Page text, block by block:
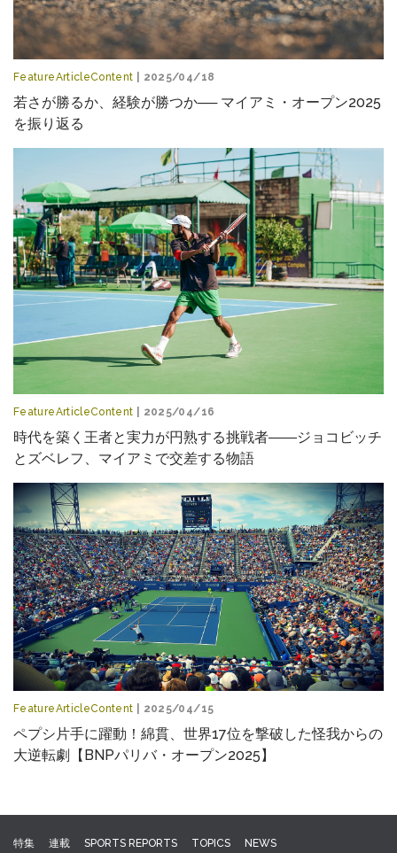
FeatureArticleContent | 2025/04/18
若さが勝るか、経験が勝つか── マイアミ・オープン2025
を振り返る
FeatureArticleContent | 2025/04/16
時代を築く王者と実力が円熟する挑戦者――ジョコビッチ
とズベレフ、マイアミで交差する物語
FeatureArticleContent | 2025/04/15
ペプシ片手に躍動！綿貫、世界17位を撃破した怪我からの
大逆転劇【BNPパリバ・オープン2025】
特集 連載 SPORTS REPORTS TOPICS NEWS